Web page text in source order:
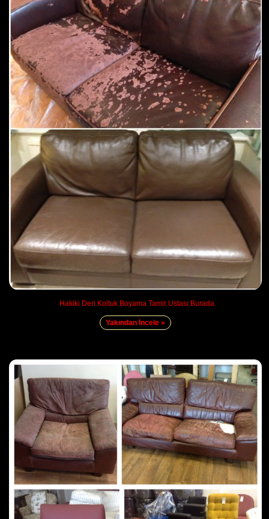
Hakiki Deri Koltuk Boyama Tamir Ustası Burada
Yakından İncele »